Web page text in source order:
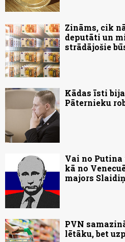
Zināms, cik
deputāti un
strādājošie
Kādas īsti
Pāternieku
Vai no
kā no
majors
PVN
lētāku, bet